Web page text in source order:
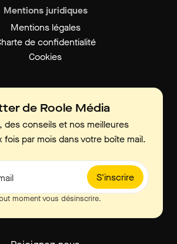
Mentions juridiques
Mentions légales
de confidentialité
Cookies
de Roole Média
des conseils et nos meilleures
fois par mois dans votre boîte mail.
S'inscrire
moment vous désinscrire.